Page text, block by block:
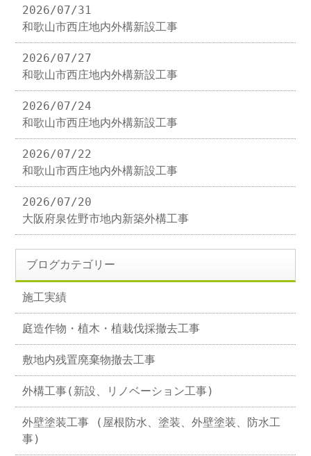
2026/07/31
和歌山市西庄地内外構新設工事
2026/07/27
和歌山市西庄地内外構新設工事
2026/07/24
和歌山市西庄地内外構新設工事
2026/07/22
和歌山市西庄地内外構新設工事
2026/07/20
大阪府泉佐野市地内新築外構工事
ブログカテゴリー
施工実績
庭造作物・植木・植栽伐採撤去工事
敷地内残置廃棄物撤去工事
外構工事(新設、リノベーション工事)
外壁塗装工事 (屋根防水、塗装、外壁塗装、防水工
事)